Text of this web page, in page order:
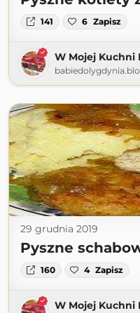
141 6 Zapisz
W Mojej Kuchni
29 grudnia 2019
Pyszne
160 4 Zapisz
W Mojej Kuchni